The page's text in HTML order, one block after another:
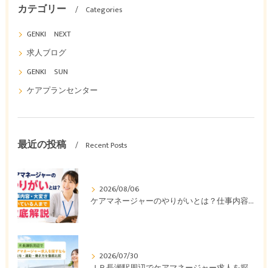
カテゴリー
Categories
GENKI NEXT
求人ブログ
GENKI SUN
ケアプランセンター
最近の投稿 Recent Posts
2026/08/06
ケアマネージャーのやりがいとは？仕事内容・大変さ・向いている人まで徹底解説
2026/07/30